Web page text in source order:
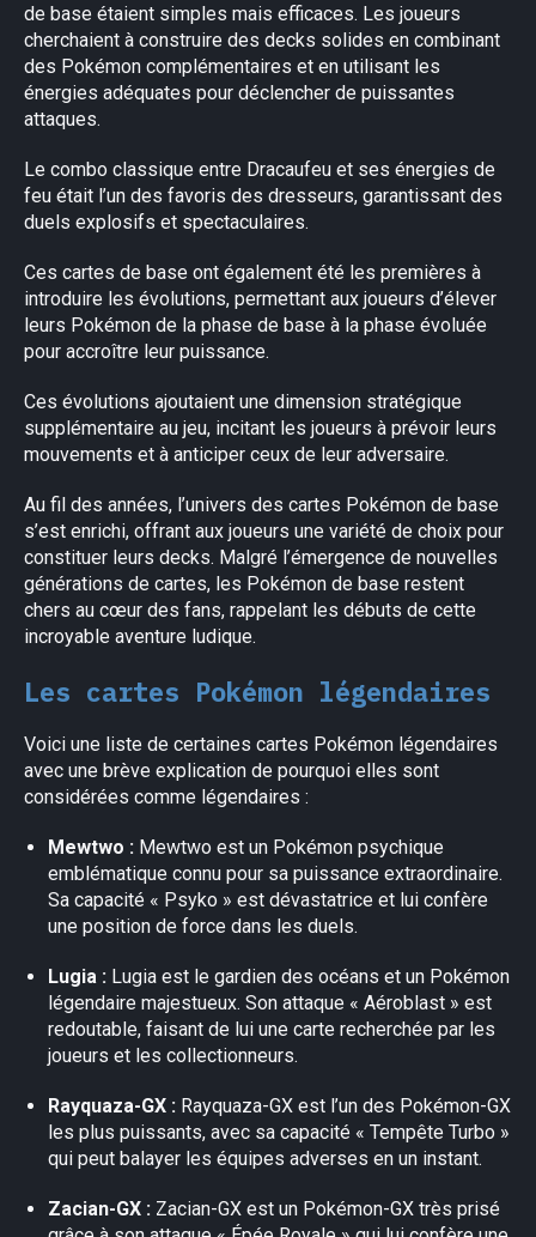
de base étaient simples mais efficaces. Les joueurs
cherchaient à construire des decks solides en combinant
des Pokémon complémentaires et en utilisant les
énergies adéquates pour déclencher de puissantes
attaques.
Le combo classique entre Dracaufeu et ses énergies de
feu était l’un des favoris des dresseurs, garantissant des
duels explosifs et spectaculaires.
Ces cartes de base ont également été les premières à
introduire les évolutions, permettant aux joueurs d’élever
leurs Pokémon de la phase de base à la phase évoluée
pour accroître leur puissance.
Ces évolutions ajoutaient une dimension stratégique
supplémentaire au jeu, incitant les joueurs à prévoir leurs
mouvements et à anticiper ceux de leur adversaire.
Au fil des années, l’univers des cartes Pokémon de base
s’est enrichi, offrant aux joueurs une variété de choix pour
constituer leurs decks. Malgré l’émergence de nouvelles
générations de cartes, les Pokémon de base restent
chers au cœur des fans, rappelant les débuts de cette
incroyable aventure ludique.
Les cartes Pokémon légendaires
Voici une liste de certaines cartes Pokémon légendaires
avec une brève explication de pourquoi elles sont
considérées comme légendaires :
Mewtwo : Mewtwo est un Pokémon psychique
emblématique connu pour sa puissance extraordinaire.
Sa capacité « Psyko » est dévastatrice et lui confère
une position de force dans les duels.
Lugia : Lugia est le gardien des océans et un Pokémon
légendaire majestueux. Son attaque « Aéroblast » est
redoutable, faisant de lui une carte recherchée par les
joueurs et les collectionneurs.
Rayquaza-GX : Rayquaza-GX est l’un des Pokémon-GX
les plus puissants, avec sa capacité « Tempête Turbo »
qui peut balayer les équipes adverses en un instant.
Zacian-GX : Zacian-GX est un Pokémon-GX très prisé